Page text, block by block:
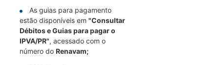
As guias para pagamento
estão disponíveis em "Consultar
Débitos e Guias para pagar o
IPVA/PR", acessado com o
número do Renavam;